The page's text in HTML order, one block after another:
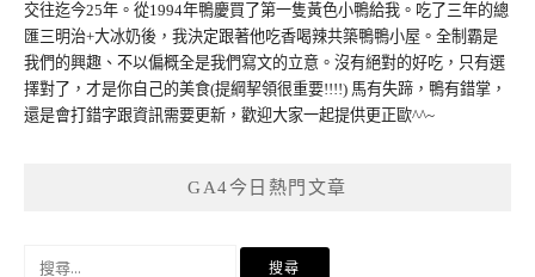
交往迄今25年。從1994年鴨慶買了第一隻黃色小鴨給我。吃了三年的總
匯三明治+大冰奶後，我決定跟著他吃香喝辣共築鴨鴨小屋。全制霸是
我們的興趣、不以偏概全是我們寫文的立意。沒有絕對的好吃，只有選
擇對了，才是你自己的美食(提綱挈領很重要!!!!) 馬有失蹄，鴨有錯掌，
還是會打錯字跟資訊需要更新，歡迎大家一起提供更正歐^^~
GA4今日熱門文章